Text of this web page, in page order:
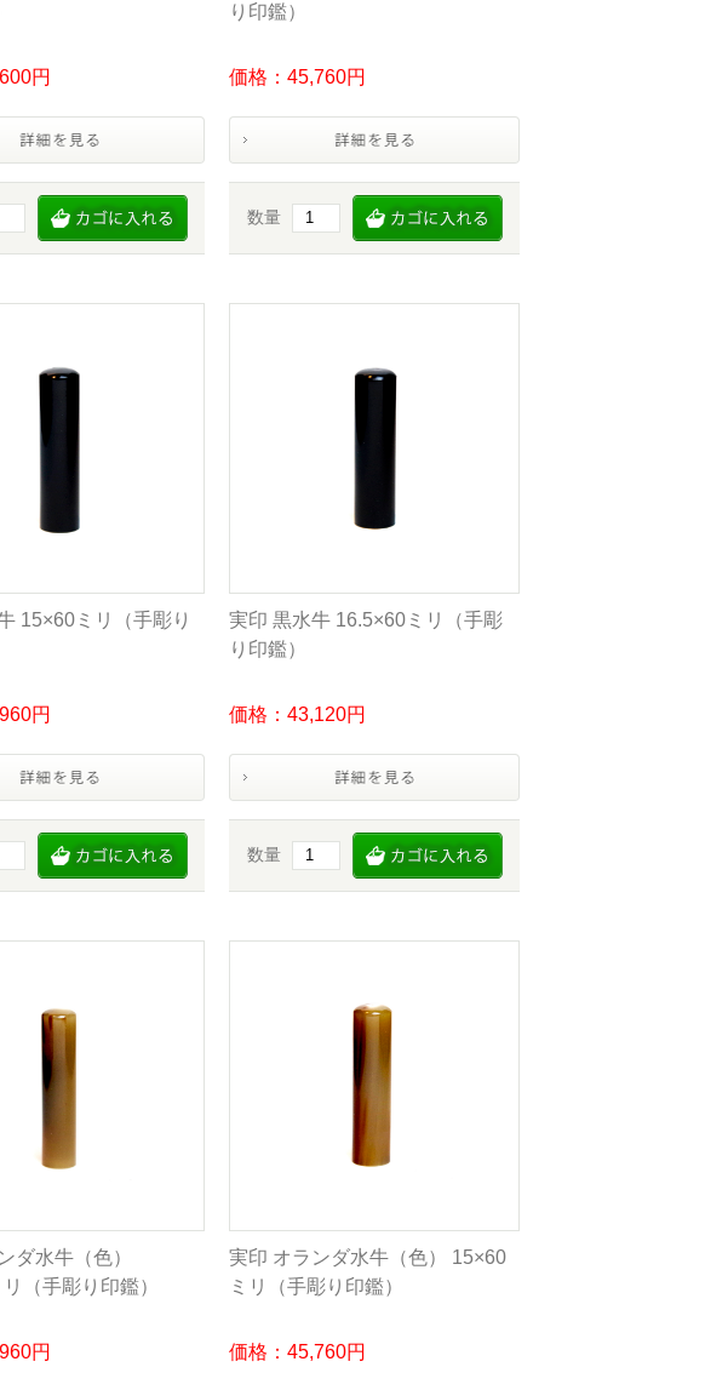
円
り印鑑）
価格：45,760円
数量
15×60ミリ（手彫り
円
実印 黒水牛 16.5×60ミリ（手彫
り印鑑）
価格：43,120円
数量
ダ水牛（色）
（手彫り印鑑）
円
実印 オランダ水牛（色） 15×60
ミリ（手彫り印鑑）
価格：45,760円